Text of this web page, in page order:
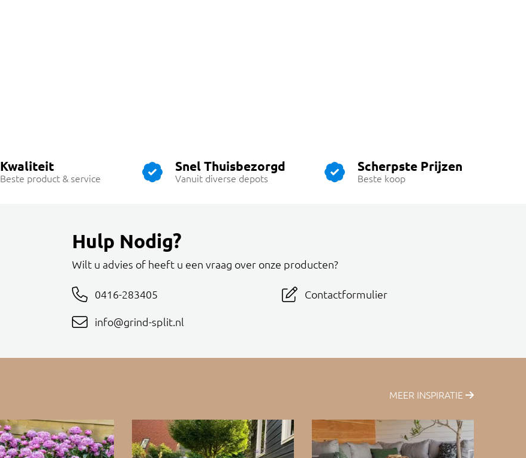
Kwaliteit
Beste product & service
Snel Thuisbezorgd
Vanuit diverse depots
Scherpste Prijzen
Beste koop
Hulp Nodig?
Wilt u advies of heeft u een vraag over onze producten?
0416-283405
info@grind-split.nl
Contactformulier
MEER INSPIRATIE